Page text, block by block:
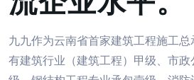
九九作为云南省首家建筑工程施工
有建筑行业（建筑工程）甲级、市